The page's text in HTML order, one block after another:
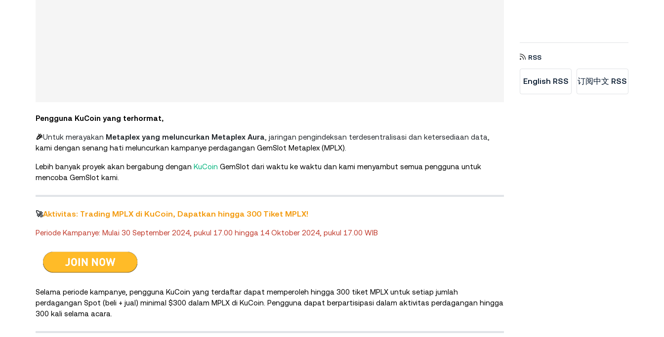
Pengguna KuCoin yang terhormat,
🎉Untuk merayakan Metaplex yang meluncurkan Metaplex Aura , jaringan pengindeksan terdesentralisasi dan ketersediaan data,
kami dengan senang hati meluncurkan kampanye perdagangan GemSlot Metaplex (MPLX).
Lebih banyak proyek akan bergabung dengan KuCoin GemSlot dari waktu ke waktu dan kami menyambut semua pengguna untuk
mencoba GemSlot kami.
🚀Aktivitas: Trading MPLX di KuCoin, Dapatkan hingga 300 Tiket MPLX!
Periode Kampanye: Mulai 30 September 2024, pukul 17.00 hingga 14 Oktober 2024, pukul 17.00 WIB
Selama periode kampanye, pengguna KuCoin yang terdaftar dapat memperoleh hingga 300 tiket MPLX untuk setiap jumlah
perdagangan Spot (beli + jual) minimal $300 dalam MPLX di KuCoin. Pengguna dapat berpartisipasi dalam aktivitas perdagangan hingga
300 kali selama acara.
RSS
English RSS 订阅中文 RSS